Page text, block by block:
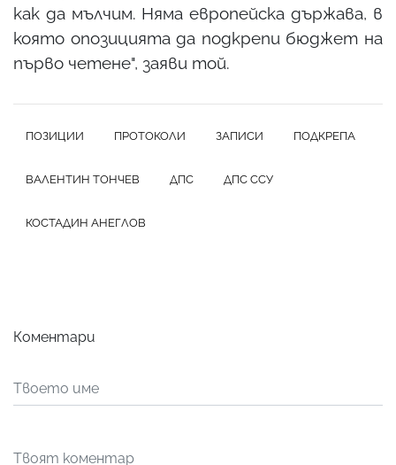
как да мълчим. Няма европейска държава, в
която опозицията да подкрепи бюджет на
първо четене", заяви той.
ПОЗИЦИИ ПРОТОКОЛИ ЗАПИСИ ПОДКРЕПА
ВАЛЕНТИН ТОНЧЕВ ДПС ДПС ССУ
КОСТАДИН АНЕГЛОВ
Коментари